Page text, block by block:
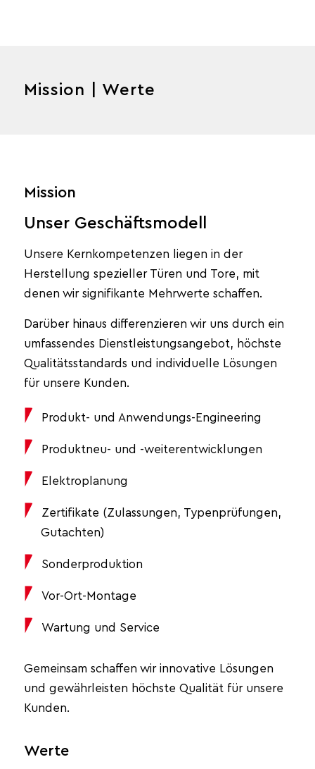
Mission | Werte
Mission
Unser Geschäftsmodell
Unsere Kernkompetenzen liegen in der
Herstellung spezieller Türen und Tore, mit
denen wir signifikante Mehrwerte schaffen.
Darüber hinaus differenzieren wir uns durch ein
umfassendes Dienstleistungsangebot, höchste
Qualitätsstandards und individuelle Lösungen
für unsere Kunden.
Produkt- und Anwendungs-Engineering
Produktneu- und -weiterentwicklungen
Elektroplanung
Zertifikate (Zulassungen, Typenprüfungen,
Gutachten)
Sonderproduktion
Vor-Ort-Montage
Wartung und Service
Gemeinsam schaffen wir innovative Lösungen
und gewährleisten höchste Qualität für unsere
Kunden.
Werte